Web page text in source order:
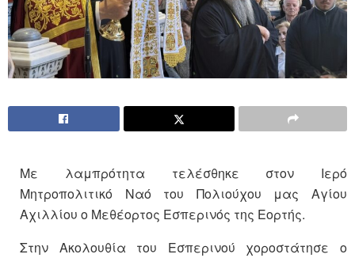
Με λαμπρότητα τελέσθηκε στον Ιερό
Μητροπολιτικό Ναό του Πολιούχου μας Αγίου
Αχιλλίου ο Μεθέορτος Εσπερινός της Εορτής.
Στην Ακολουθία του Εσπερινού χοροστάτησε ο